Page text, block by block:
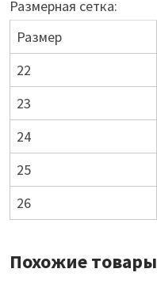
Размерная сетка:
Размер
22
23
24
25
26
Похожие товары